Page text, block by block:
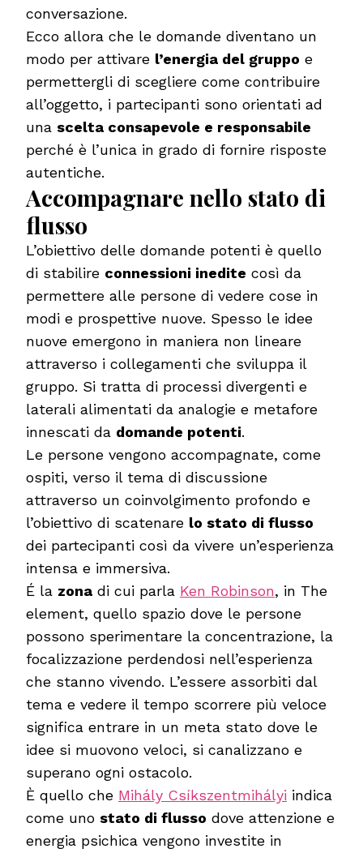
conversazione.
Ecco allora che le domande diventano un
modo per attivare l’energia del gruppo e
permettergli di scegliere come contribuire
all’oggetto, i partecipanti sono orientati ad
una scelta consapevole e responsabile
perché è l’unica in grado di fornire risposte
autentiche.
Accompagnare nello stato di
flusso
L’obiettivo delle domande potenti è quello
di stabilire connessioni inedite così da
permettere alle persone di vedere cose in
modi e prospettive nuove. Spesso le idee
nuove emergono in maniera non lineare
attraverso i collegamenti che sviluppa il
gruppo. Si tratta di processi divergenti e
laterali alimentati da analogie e metafore
innescati da domande potenti.
Le persone vengono accompagnate, come
ospiti, verso il tema di discussione
attraverso un coinvolgimento profondo e
l’obiettivo di scatenare lo stato di flusso
dei partecipanti così da vivere un’esperienza
intensa e immersiva.
É la zona di cui parla Ken Robinson, in The
element, quello spazio dove le persone
possono sperimentare la concentrazione, la
focalizzazione perdendosi nell’esperienza
che stanno vivendo. L’essere assorbiti dal
tema e vedere il tempo scorrere più veloce
significa entrare in un meta stato dove le
idee si muovono veloci, si canalizzano e
superano ogni ostacolo.
È quello che Mihály Csíkszentmihályi indica
come uno stato di flusso dove attenzione e
energia psichica vengono investite in